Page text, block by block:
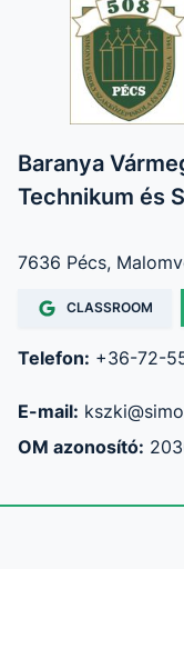
Baranya
Technikum és
7636 Pécs,
CLASSROOM
Telefon: +36-72-
E-mail:
OM azonosító: